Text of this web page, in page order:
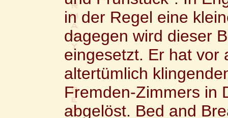
in der Regel eine
dagegen wird dieser
eingesetzt. Er hat vor
altertümlich
Fremden-Zimmers in
abgelöst. Bed and